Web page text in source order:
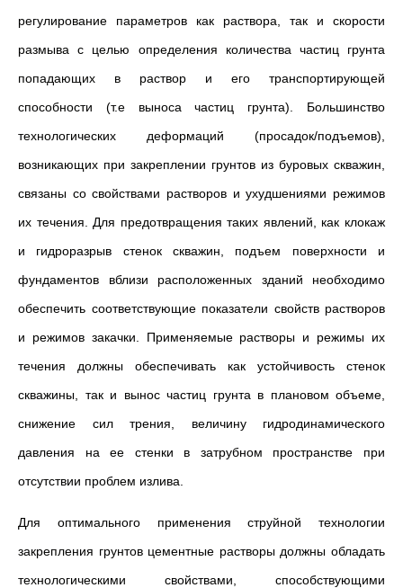
регулирование параметров как раствора, так и скорости
размыва с целью определения количества частиц грунта
попадающих в раствор и его транспортирующей
способности (т.е выноса частиц грунта). Большинство
технологических деформаций (просадок/подъемов),
возникающих при закреплении грунтов из буровых скважин,
связаны со свойствами растворов и ухудшениями режимов
их течения. Для предотвращения таких явлений, как клокаж
и гидроразрыв стенок скважин, подъем поверхности и
фундаментов вблизи расположенных зданий необходимо
обеспечить соответствующие показатели свойств растворов
и режимов закачки. Применяемые растворы и режимы их
течения должны обеспечивать как устойчивость стенок
скважины, так и вынос частиц грунта в плановом объеме,
снижение сил трения, величину гидродинамического
давления на ее стенки в затрубном пространстве при
отсутствии проблем излива.
Для оптимального применения струйной технологии
закрепления грунтов цементные растворы должны обладать
технологическими свойствами, способствующими